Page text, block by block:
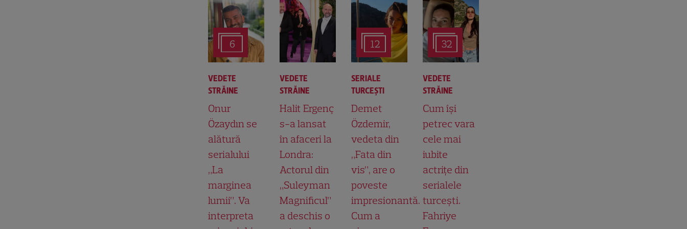
6
VEDETE
STRĂINE
Onur
Özaydın se
alătură
serialului
„La
marginea
lumii”. Va
interpreta
VEDETE
STRĂINE
Halit Ergenç
s-a lansat
în afaceri la
Londra:
Actorul din
„Suleyman
Magnificul”
a deschis o
12
SERIALE
TURCEŞTI
Demet
Özdemir,
vedeta din
„Fata din
vis”, are o
poveste
impresionantă.
Cum a
32
VEDETE
STRĂINE
Cum își
petrec vara
cele mai
iubite
actrițe din
serialele
turcești.
Fahriye